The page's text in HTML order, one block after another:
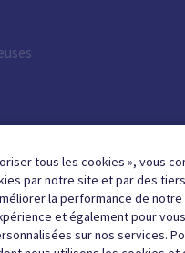
:
tous les cookies », vous
par notre site et par des
la performance de
et également pour
sur nos services.